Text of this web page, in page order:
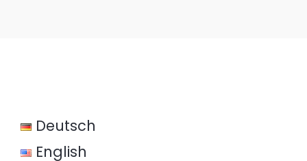
Deutsch
English